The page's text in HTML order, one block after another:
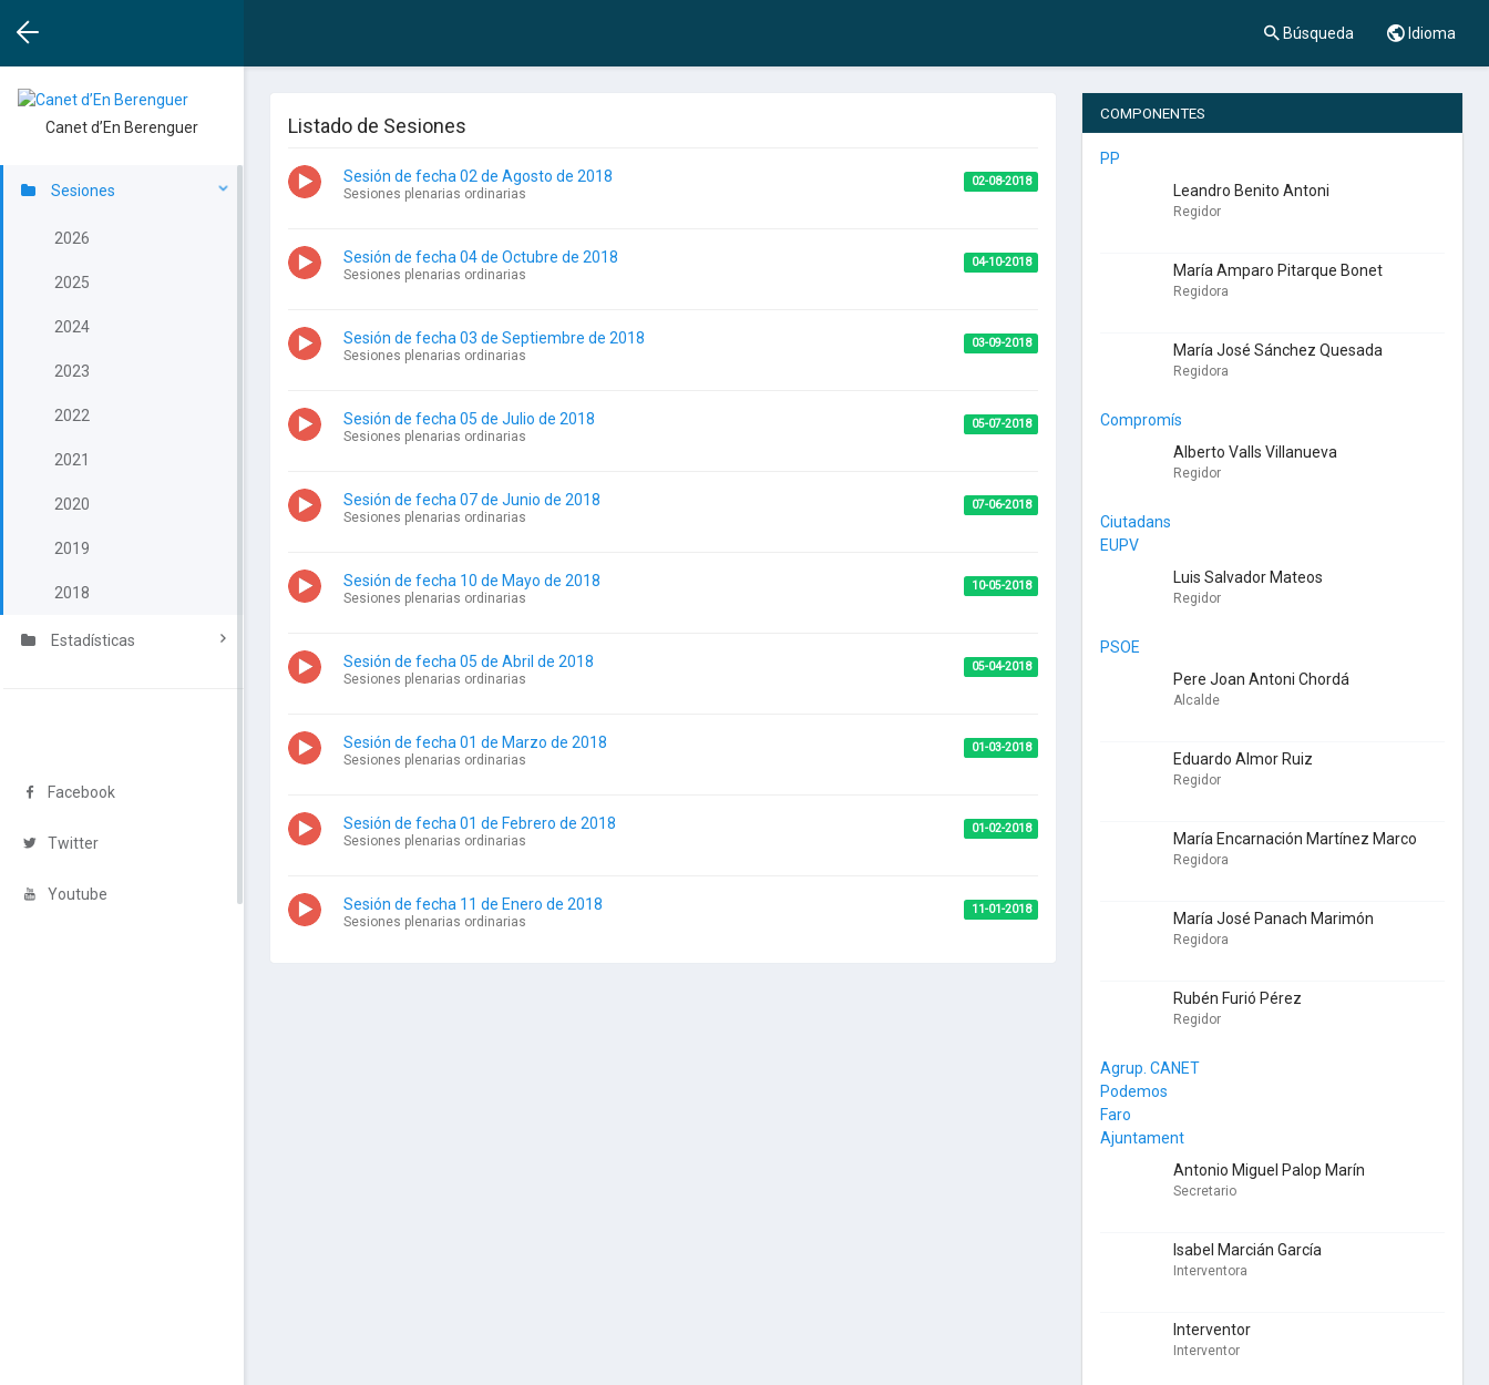
Búsqueda Idioma
Canet d’En Berenguer
Sesiones
2026
2025
2024
2023
2022
2021
2020
2019
2018
Estadísticas
Facebook
Twitter
Youtube
Listado de Sesiones
Sesión de fecha 02 de Agosto de 2018
Sesiones plenarias ordinarias
02-08-2018
Sesión de fecha 04 de Octubre de 2018
Sesiones plenarias ordinarias
04-10-2018
Sesión de fecha 03 de Septiembre de 2018
Sesiones plenarias ordinarias
03-09-2018
Sesión de fecha 05 de Julio de 2018
Sesiones plenarias ordinarias
05-07-2018
Sesión de fecha 07 de Junio de 2018
Sesiones plenarias ordinarias
07-06-2018
Sesión de fecha 10 de Mayo de 2018
Sesiones plenarias ordinarias
10-05-2018
Sesión de fecha 05 de Abril de 2018
Sesiones plenarias ordinarias
05-04-2018
Sesión de fecha 01 de Marzo de 2018
Sesiones plenarias ordinarias
01-03-2018
Sesión de fecha 01 de Febrero de 2018
Sesiones plenarias ordinarias
01-02-2018
Sesión de fecha 11 de Enero de 2018
Sesiones plenarias ordinarias
11-01-2018
COMPONENTES
PP
Leandro Benito Antoni
Regidor
María Amparo Pitarque Bonet
Regidora
María José Sánchez Quesada
Regidora
Compromís
Alberto Valls Villanueva
Regidor
Ciutadans
EUPV
Luis Salvador Mateos
Regidor
PSOE
Pere Joan Antoni Chordá
Alcalde
Eduardo Almor Ruiz
Regidor
María Encarnación Martínez Marco
Regidora
María José Panach Marimón
Regidora
Rubén Furió Pérez
Regidor
Agrup. CANET
Podemos
Faro
Ajuntament
Antonio Miguel Palop Marín
Secretario
Isabel Marcián García
Interventora
Interventor
Interventor